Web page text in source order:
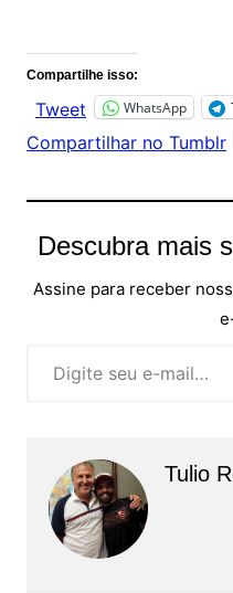
Compartilhe isso:
Tweet WhatsApp
Compartilhar no Tumblr
Descubra mais
Assine para receber
Tulio